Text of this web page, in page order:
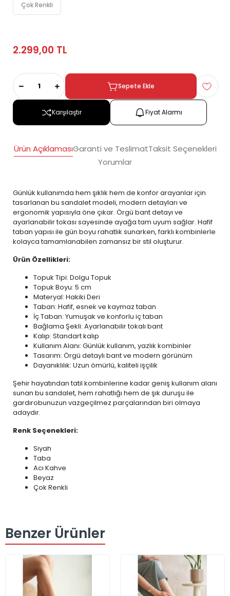
Çok Renkli
2.299,00 TL
Sepete Ekle
Karşılaştır Fiyat Alarmı
Ürün AçıklamasıGaranti ve TeslimatTaksit Seçenekleri
Yorumlar
Günlük kullanımda hem şıklık hem de konfor arayanlar için
tasarlanan bu sandalet modeli, modern detayları ve
ergonomik yapısıyla öne çıkar. Örgü bant detayı ve
ayarlanabilir tokası sayesinde ayağa tam uyum sağlar. Hafif
taban yapısı ile gün boyu rahatlık sunarken, farklı kombinlerle
kolayca tamamlanabilen zamansız bir stil oluşturur.
Ürün Özellikleri:
Topuk Tipi: Dolgu Topuk
Topuk Boyu: 5 cm
Materyal: Hakiki Deri
Taban: Hafif, esnek ve kaymaz taban
İç Taban: Yumuşak ve konforlu iç taban
Bağlama Şekli: Ayarlanabilir tokalı bant
Kalıp: Standart kalıp
Kullanım Alanı: Günlük kullanım, yazlık kombinler
Tasarım: Örgü detaylı bant ve modern görünüm
Dayanıklılık: Uzun ömürlü, kaliteli işçilik
Şehir hayatından tatil kombinlerine kadar geniş kullanım alanı
sunan bu sandalet, hem rahatlığı hem de şık duruşu ile
gardırobunuzun vazgeçilmez parçalarından biri olmaya
adaydır.
Renk Seçenekleri:
Siyah
Taba
Acı Kahve
Beyaz
Çok Renkli
Benzer Ürünler